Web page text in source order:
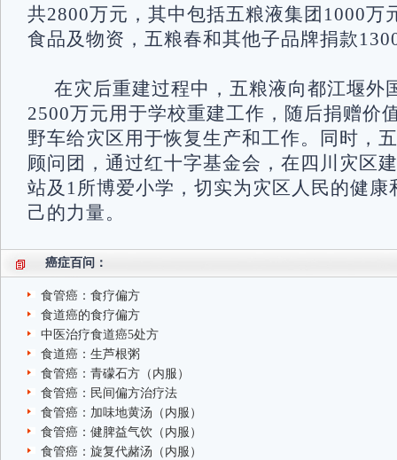
共2800万元，其中包括五粮液集团1000万
食品及物资，五粮春和其他子品牌捐款
在灾后重建过程中，五粮液向都江堰外
2500万元用于学校重建工作，随后捐赠价
野车给灾区用于恢复生产和工作。同时，
顾问团，通过红十字基金会，在四川灾区
站及1所博爱小学，切实为灾区人民的健康
己的力量。
癌症百问：
食管癌：食疗偏方
食道癌的食疗偏方
中医治疗食道癌5处方
食道癌：生芦根粥
食管癌：青礞石方（内服）
食管癌：民间偏方治疗法
食管癌：加味地黄汤（内服）
食管癌：健脾益气饮（内服）
食管癌：旋复代赭汤（内服）